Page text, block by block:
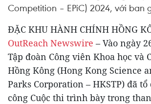
Competition – EPiC) 2024, với ban
ĐẶC KHU HÀNH CHÍNH HỒNG
OutReach Newswire – Vào ngày
Tập đoàn Công viên Khoa học và
Hồng Kông (Hong Kong Science
Parks Corporation – HKSTP) đã
công Cuộc thi trình bày trong